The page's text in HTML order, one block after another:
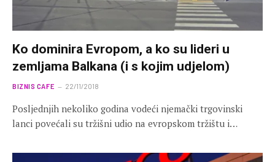
Ko dominira Evropom, a ko su lideri u
zemljama Balkana (i s kojim udjelom)
BIZNIS CAFE 22/11/2018
Posljednjih nekoliko godina vodeći njemački trgovinski
lanci povećali su tržišni udio na evropskom tržištu i…